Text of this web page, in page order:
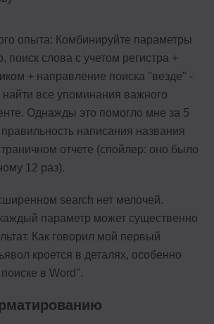
опыта: Комбинируйте параметры
поиск слова с учетом регистра +
+ направление поиска "везде" -
все упоминания важного
Однажды это помогло мне за 5
написания названия
отчете (спойлер: оно было
12 раз).
search нет мелочей.
параметр может существенно
Как говорил мой первый
кроется в деталях, особенно
поиске в Word".